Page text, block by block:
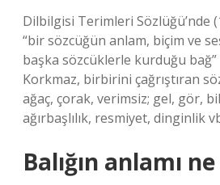
Dilbilgisi Terimleri Sözlüğü’nde
“bir sözcüğün anlam, biçim ve
başka sözcüklerle kurduğu bağ”
Korkmaz, birbirini çağrıştıran
ağaç, çorak, verimsiz; gel, gör,
ağırbaşlılık, resmiyet, dinginlik
Balığın anlamı